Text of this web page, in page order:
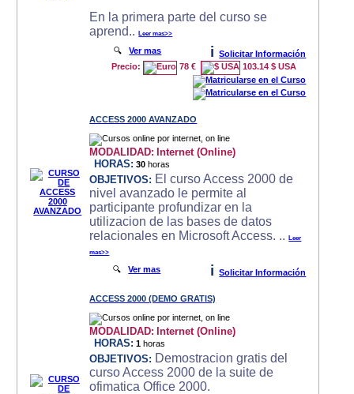
En la primera parte del curso se
aprend..Leer mas>>
🔍Ver mas i
Solicitar Información
Precio:
78 € 103.14 $ USA
ACCESS 2000 AVANZADO
MODALIDAD: Internet (Online)
HORAS: 30 horas
OBJETIVOS: El curso Access 2000 de
nivel avanzado le permite al
participante profundizar en la
utilizacion de las bases de datos
relacionales en Microsoft Access. ..Leer
mas>>
🔍Ver mas i Solicitar Información
ACCESS 2000 (DEMO GRATIS)
MODALIDAD: Internet (Online)
HORAS: 1 horas
OBJETIVOS: Demostracion gratis del
curso Access 2000 de la suite de
ofimatica Office 2000.